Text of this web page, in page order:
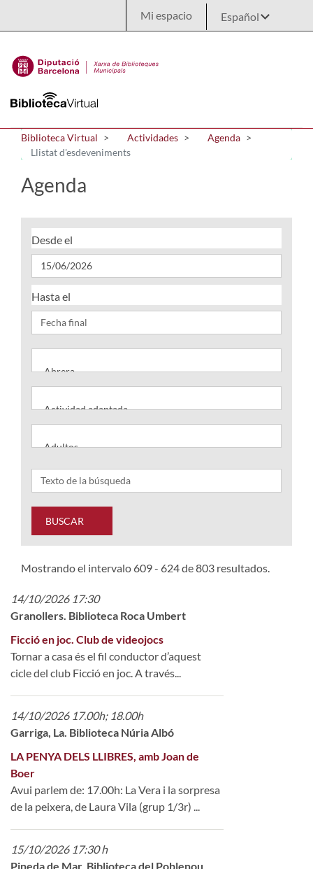
Mi espacio
Biblioteca Virtual Actividades
Agenda
Llistat d'esdeveniments
Agenda
Desde el
Hasta el
BUSCAR
Mostrando el intervalo 609 - 624 de 803 resultados.
14/10/2026 17:30
Granollers. Biblioteca Roca Umbert
Ficció en joc. Club de videojocs
Tornar a casa és el fil conductor d’aquest
cicle del club Ficció en joc. A través...
14/10/2026 17.00h; 18.00h
Garriga, La. Biblioteca Núria Albó
LA PENYA DELS LLIBRES, amb Joan de
Boer
Avui parlem de: 17.00h: La Vera i la sorpresa
de la peixera, de Laura Vila (grup 1/3r) ...
15/10/2026 17:30 h
Pineda de Mar. Biblioteca del Poblenou